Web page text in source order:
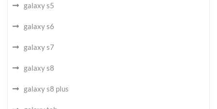
galaxy s5
galaxy s6
galaxy s7
galaxy s8
galaxy s8 plus